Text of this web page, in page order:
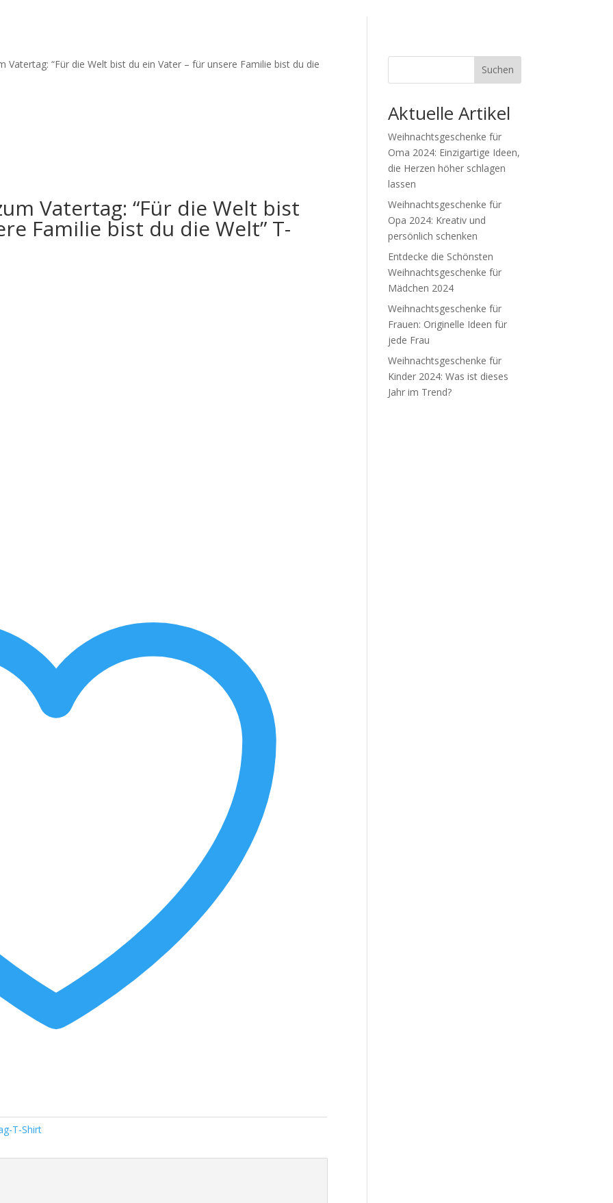
Vatertag: “Für die Welt bist du ein Vater – für unsere Familie bist du die
Vatertag: “Für die Welt bist
Familie bist du die Welt” T-
T-Shirt
Suchen
Aktuelle Artikel
Weihnachtsgeschenke für
Oma 2024: Einzigartige Ideen,
die Herzen höher schlagen
lassen
Weihnachtsgeschenke für
Opa 2024: Kreativ und
persönlich schenken
Entdecke die Schönsten
Weihnachtsgeschenke für
Mädchen 2024
Weihnachtsgeschenke für
Frauen: Originelle Ideen für
jede Frau
Weihnachtsgeschenke für
Kinder 2024: Was ist dieses
Jahr im Trend?